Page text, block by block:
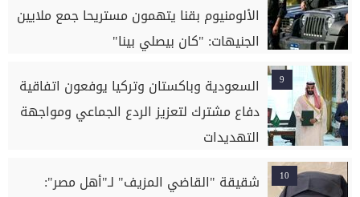
الألومنيوم بقنا يتهمون مستريحا جمع ملايين
الجنيهات: "كان بيصلي بينا"
9
السعودية وباكستان وتركيا يوفعون اتفاقية
دفاع مشترك لتعزيز الردع الجماعي ومواجهة
التهديدات
10
شقيقة "القاضي المزيف" لـ"أهل مصر":